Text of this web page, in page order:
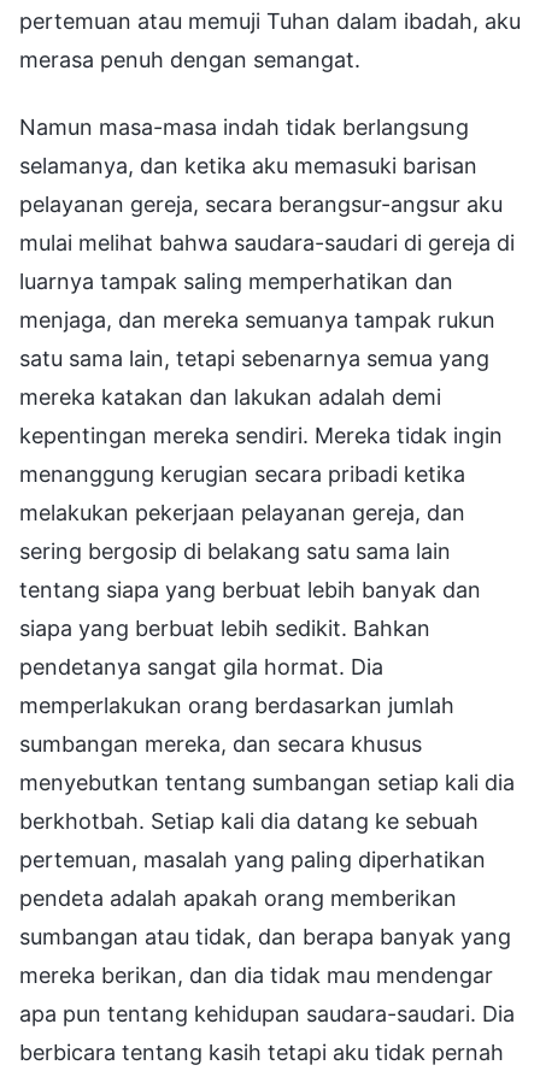
pertemuan atau memuji Tuhan dalam ibadah, aku
merasa penuh dengan semangat.
Namun masa-masa indah tidak berlangsung
selamanya, dan ketika aku memasuki barisan
pelayanan gereja, secara berangsur-angsur aku
mulai melihat bahwa saudara-saudari di gereja di
luarnya tampak saling memperhatikan dan
menjaga, dan mereka semuanya tampak rukun
satu sama lain, tetapi sebenarnya semua yang
mereka katakan dan lakukan adalah demi
kepentingan mereka sendiri. Mereka tidak ingin
menanggung kerugian secara pribadi ketika
melakukan pekerjaan pelayanan gereja, dan
sering bergosip di belakang satu sama lain
tentang siapa yang berbuat lebih banyak dan
siapa yang berbuat lebih sedikit. Bahkan
pendetanya sangat gila hormat. Dia
memperlakukan orang berdasarkan jumlah
sumbangan mereka, dan secara khusus
menyebutkan tentang sumbangan setiap kali dia
berkhotbah. Setiap kali dia datang ke sebuah
pertemuan, masalah yang paling diperhatikan
pendeta adalah apakah orang memberikan
sumbangan atau tidak, dan berapa banyak yang
mereka berikan, dan dia tidak mau mendengar
apa pun tentang kehidupan saudara-saudari. Dia
berbicara tentang kasih tetapi aku tidak pernah